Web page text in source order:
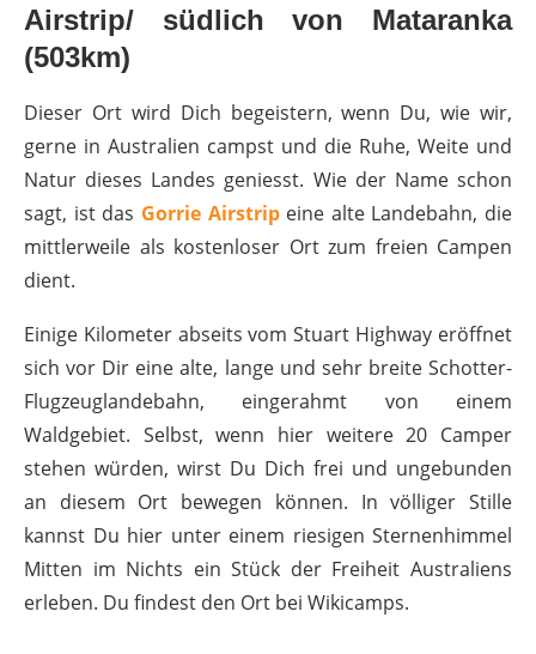
Airstrip/ südlich von Mataranka
(503km)
Dieser Ort wird Dich begeistern, wenn Du, wie wir,
gerne in Australien campst und die Ruhe, Weite und
Natur dieses Landes geniesst. Wie der Name schon
sagt, ist das Gorrie Airstripeine alte Landebahn, die
mittlerweile als kostenloser Ort zum freien Campen
dient.
Einige Kilometer abseits vom Stuart Highway eröffnet
sich vor Dir eine alte, lange und sehr breite Schotter-
Flugzeuglandebahn, eingerahmt von einem
Waldgebiet. Selbst, wenn hier weitere 20 Camper
stehen würden, wirst Du Dich frei und ungebunden
an diesem Ort bewegen können. In völliger Stille
kannst Du hier unter einem riesigen Sternenhimmel
Mitten im Nichts ein Stück der Freiheit Australiens
erleben. Du findest den Ort bei Wikicamps.